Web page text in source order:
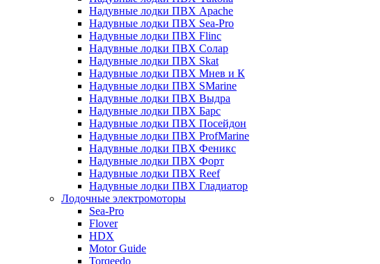
Надувные лодки ПВХ Apache
Надувные лодки ПВХ Sea-Pro
Надувные лодки ПВХ Flinc
Надувные лодки ПВХ Солар
Надувные лодки ПВХ Skat
Надувные лодки ПВХ Мнев и К
Надувные лодки ПВХ SMarine
Надувные лодки ПВХ Выдра
Надувные лодки ПВХ Барс
Надувные лодки ПВХ Посейдон
Надувные лодки ПВХ ProfMarine
Надувные лодки ПВХ Феникс
Надувные лодки ПВХ Форт
Надувные лодки ПВХ Reef
Надувные лодки ПВХ Гладиатор
Лодочные электромоторы
Sea-Pro
Flover
HDX
Motor Guide
Torqeedo